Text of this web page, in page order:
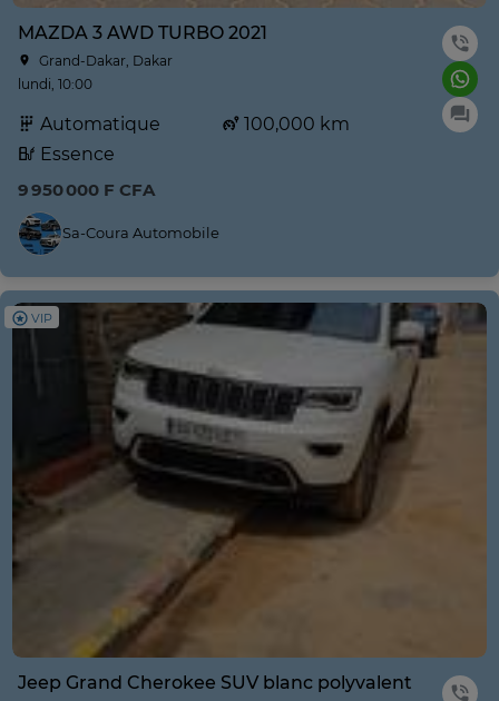
MAZDA 3 AWD TURBO 2021
Grand-Dakar, Dakar
lundi, 10:00
Automatique
100,000 km
Essence
9 950 000 F CFA
Sa-Coura Automobile
VIP
Jeep Grand Cherokee SUV blanc polyvalent